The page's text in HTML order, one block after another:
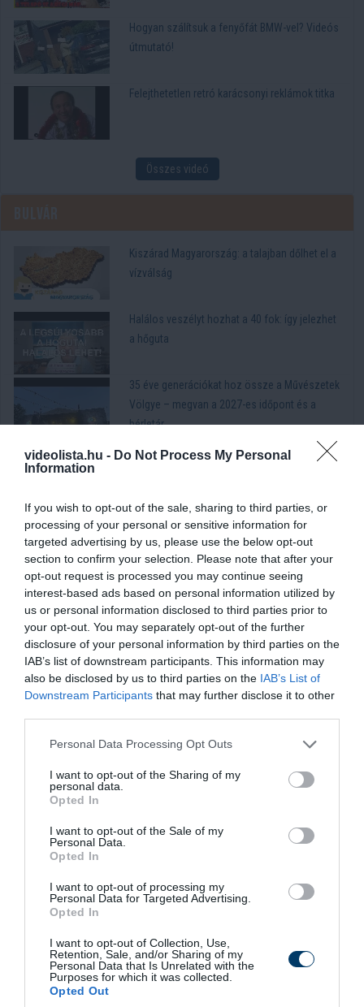
videolista.hu - Do Not Process My Personal
Information
If you wish to opt-out of the sale, sharing to third parties, or
processing of your personal or sensitive information for
targeted advertising by us, please use the below opt-out
section to confirm your selection. Please note that after your
opt-out request is processed you may continue seeing
interest-based ads based on personal information utilized by
us or personal information disclosed to third parties prior to
your opt-out. You may separately opt-out of the further
disclosure of your personal information by third parties on the
IAB’s list of downstream participants. This information may
also be disclosed by us to third parties on the IAB’s List of
Downstream Participants that may further disclose it to other
Please note that this website/app uses one or more Google
not limited to your visit or usage behaviour. You may click to
grant or deny consent to Google and its third-party tags to
use your data for below specified purposes in below Google
consent section.
Personal Data Processing Opt Outs
I want to opt-out of the Sharing of my
personal data.
Opted In
I want to opt-out of the Sale of my
Personal Data.
Opted In
I want to opt-out of processing my
Personal Data for Targeted Advertising.
Opted In
I want to opt-out of Collection, Use,
Retention, Sale, and/or Sharing of my
Personal Data that Is Unrelated with the
Purposes for which it was collected.
Opted Out
Hogyan szálítsuk a fenyőfát BMW-vel? Videós
útmutató!
Felejthetetlen retró karácsonyi reklámok titka
Összes videó
Kiszárad Magyarország: a talajban dőlhet el a
vízválság
Halálos veszélyt hozhat a 40 fok: így jelezhet
a hőguta
35 éve generációkat hoz össze a Művészetek
Völgye – megvan a 2027-es időpont és a
bérletár
20 magyar utazós dal, amitől még a régi
Döbbenetes világ a Shein olcsó ruhái mögött
Így lesz előnyös az ujjatlan ruha 60 felett: 5
trükk, amely sokat változtat az összhatáson
Döbbenetes felvételek kerültek elő Észak-
Koreából
Gazdaság
szüksége egy modern vállalkozásnak?
Döbbenetes világ a Shein olcsó ruhái mögött